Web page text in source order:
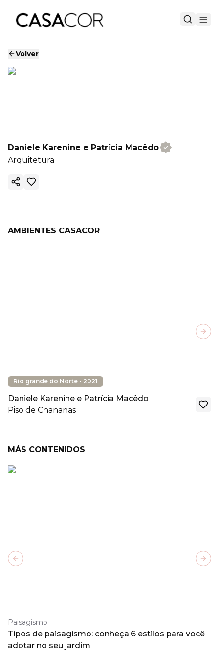
Volver
Daniele Karenine e Patrícia Macêdo
Arquitetura
Copiar enlace
AMBIENTES CASACOR
Rio grande do Norte - 2021
Daniele Karenine e Patrícia Macêdo
Piso de Chananas
MÁS CONTENIDOS
Paisagismo
Tipos de paisagismo: conheça 6 estilos para você
adotar no seu jardim
Previous slide